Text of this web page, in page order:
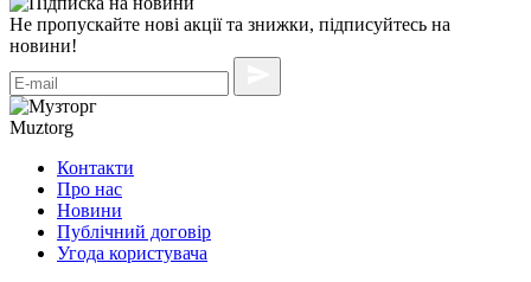
Не пропускайте нові акції та знижки, підписуйтесь на
новини!
Muztorg
Контакти
Про нас
Новини
Публічний договір
Угода користувача